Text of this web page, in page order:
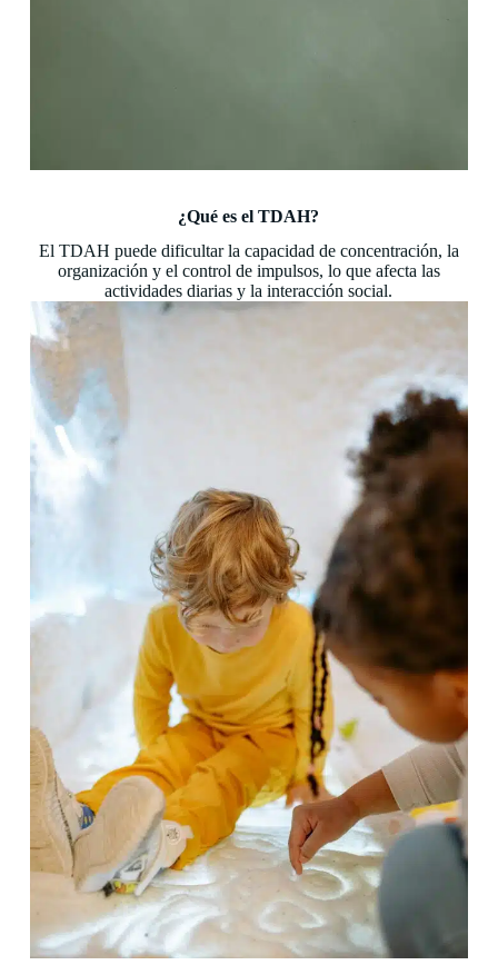
¿Qué es el TDAH?
El TDAH puede dificultar la capacidad de concentración, la
organización y el control de impulsos, lo que afecta las
actividades diarias y la interacción social.